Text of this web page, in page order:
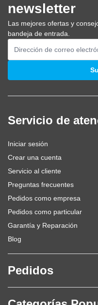
newsletter
Las mejores ofertas y
bandeja de entrada.
Dirección de email
Servicio de
Iniciar sesión
Crear una cuenta
Servicio al cliente
Preguntas frecuentes
Pedidos como empresa
Pedidos como particular
Garantía y Reparación
Blog
Pedidos